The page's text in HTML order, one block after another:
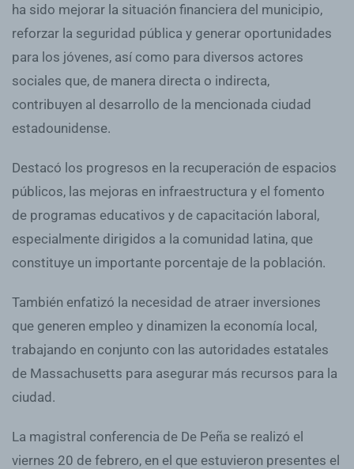
ha sido mejorar la situación financiera del municipio,
reforzar la seguridad pública y generar oportunidades
para los jóvenes, así como para diversos actores
sociales que, de manera directa o indirecta,
contribuyen al desarrollo de la mencionada ciudad
estadounidense.
Destacó los progresos en la recuperación de espacios
públicos, las mejoras en infraestructura y el fomento
de programas educativos y de capacitación laboral,
especialmente dirigidos a la comunidad latina, que
constituye un importante porcentaje de la población.
También enfatizó la necesidad de atraer inversiones
que generen empleo y dinamizen la economía local,
trabajando en conjunto con las autoridades estatales
de Massachusetts para asegurar más recursos para la
ciudad.
La magistral conferencia de De Peña se realizó el
viernes 20 de febrero, en el que estuvieron presentes el